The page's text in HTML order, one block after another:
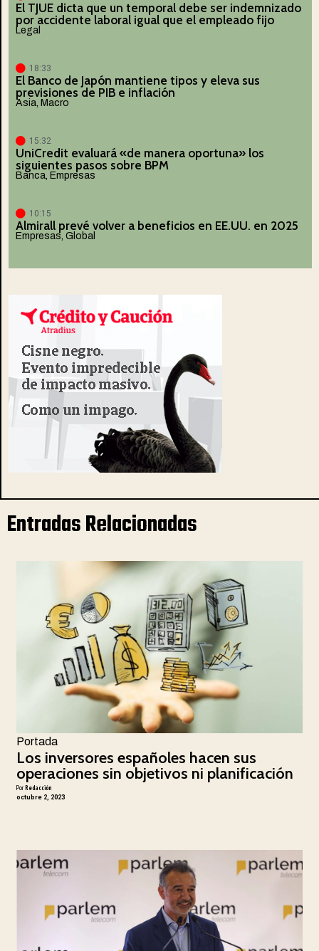
El TJUE dicta que un temporal debe ser indemnizado
por accidente laboral igual que el empleado fijo
Legal
18:33
El Banco de Japón mantiene tipos y eleva sus
previsiones de PIB e inflación
Asia, Macro
15:32
UniCredit evaluará «de manera oportuna» los
siguientes pasos sobre BPM
Banca, Empresas
10:15
Almirall prevé volver a beneficios en EE.UU. en 2025
Empresas, Global
Entradas Relacionadas
Portada
Los inversores españoles hacen sus
operaciones sin objetivos ni planificación
PorRedacción
octubre 2, 2023